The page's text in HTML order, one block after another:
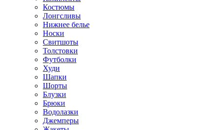
Костюмы
Лонгсливы
Нижнее белье
Носки
Свитшоты
Толстовки
Футболки
Худи
Шапки
Шорты
Блузки
Брюки
Водолазки
Джемперы